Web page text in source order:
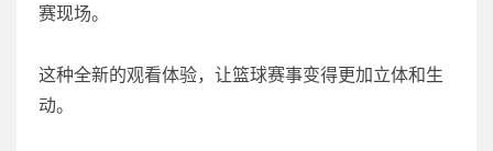
赛现场。
这种全新的观看体验，让篮球赛事变得更加立体和生
动。